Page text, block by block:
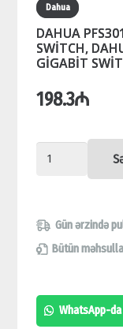
Dahua
DAHUA
SWİTCH,
GİGABİT
198.3₼
DAHUA
İDARƏ
OLUNMAYAN
DAHUA
SWİTCH,
Gün ərzində
Bütün
WhatsApp-